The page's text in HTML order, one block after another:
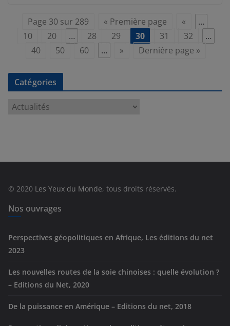
Page 30 sur 289 « Première page «
…
10
20 … 28 29 30 31 32
…
40
50 60 … » Dernière page »
Catégories
e
s
© 2020 Les Yeux du Monde, tous droits réservés.
Nos ouvrages
Perspectives géopolitiques en Afrique, Les éditions du net
2023
Les nouvelles routes de la soie chinoises : quelle évolution ?
– Editions du Net, 2020
De la puissance en Amérique – Editions du net, 2018